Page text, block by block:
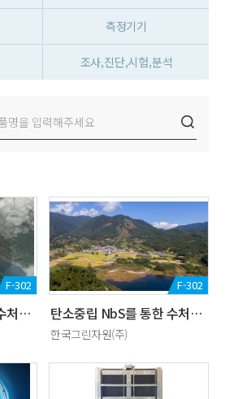
측정기기
조사,진단,시험,분석
F-302
탄소중립 NbS를 통한 수처리 시스템 (수변생태벨트)
F-302
탄소중립 NbS를 통한 수처리 시스템 (비점처리 시설)
한국그린자원(주)